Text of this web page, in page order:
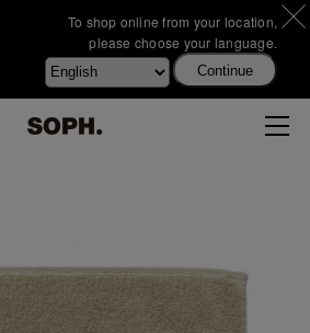
To shop online from your location,
please choose your language.
Continue